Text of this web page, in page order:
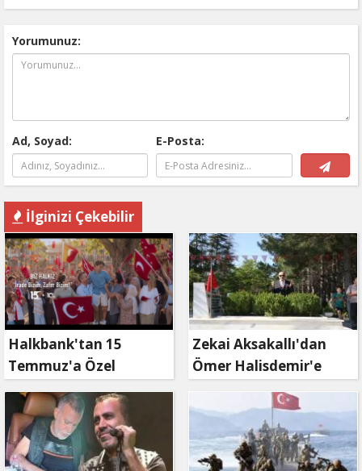
Yorumunuz:
Ad, Soyad: E-Posta:
İlginizi Çekebilir
Halkbank'tan 15
Temmuz'a Özel
Reklam Filmi: "İrade
Bizim, Zafer Bizim"
Zekai Aksakallı'dan
Ömer Halisdemir'e
'vefa' ziyareti!